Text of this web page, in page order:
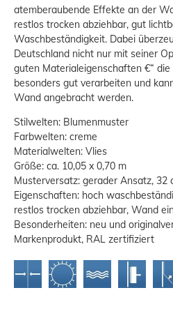
atemberaubende Effekte an der
restlos trocken abziehbar, gut
Waschbeständigkeit. Dabei
Deutschland nicht nur mit seiner
guten Materialeigenschaften €“
besonders gut verarbeiten und
Wand angebracht werden.
Stilwelten: Blumenmuster
Farbwelten: creme
Materialwelten: Vlies
Größe: ca. 10,05 x 0,70 m
Musterversatz: gerader Ansatz, 32
Eigenschaften: hoch
restlos trocken abziehbar, Wand
Besonderheiten: neu und
Markenprodukt, RAL zertifiziert